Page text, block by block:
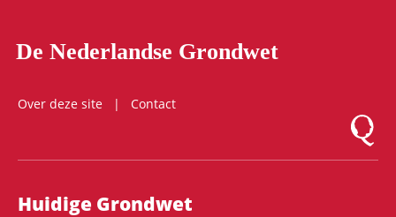
De Nederlandse Grondwet
Over deze site
Contact
Logo
Hoofdnavigatie
Huidige Grondwet